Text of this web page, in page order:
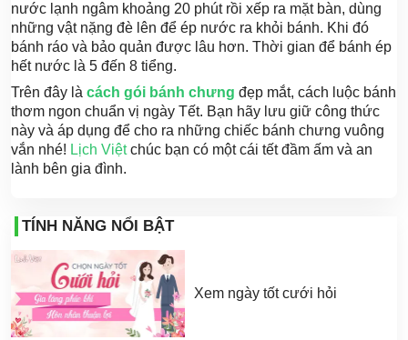
nước lạnh ngâm khoảng 20 phút rồi xếp ra mặt bàn, dùng
những vật nặng đè lên để ép nước ra khỏi bánh. Khi đó
bánh ráo và bảo quản được lâu hơn. Thời gian để bánh ép
hết nước là 5 đến 8 tiểng.
Trên đây là cách gói bánh chưng đẹp mắt, cách luộc bánh
thơm ngon chuẩn vị ngày Tết. Bạn hãy lưu giữ công thức
này và áp dụng để cho ra những chiếc bánh chưng vuông
vắn nhé! Lịch Việt chúc bạn có một cái tết đầm ấm và an
lành bên gia đình.
TÍNH NĂNG NỔI BẬT
Xem ngày tốt cưới hỏi